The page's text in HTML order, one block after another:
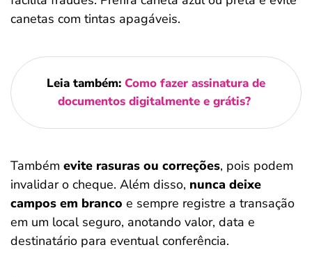
canetas com tintas apagáveis.
Leia também: Como fazer assinatura de
documentos digitalmente e grátis?
Também evite rasuras ou correções, pois podem
invalidar o cheque. Além disso, nunca deixe
campos em branco e sempre registre a transação
em um local seguro, anotando valor, data e
destinatário para eventual conferência.